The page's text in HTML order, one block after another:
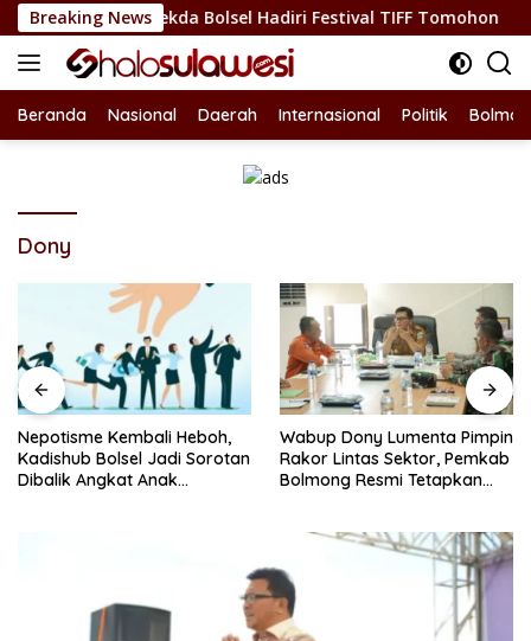
Langsung
ke
konten
Breaking News
Sekda Bolsel Hadiri Festival TIFF Tomohon
Beranda Nasional Daerah Internasional Politik
Dony
Nepotisme Kembali Heboh,
Kadishub Bolsel Jadi Sorotan
Dibalik Angkat Anak
Wabup Dony Lumenta Pimpin
Rakor Lintas Sektor, Pemkab
Bolmong Resmi Tetapkan